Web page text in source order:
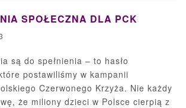
SPOŁECZNA DLA PCK
są do spełnienia – to hasło
postawiliśmy w kampanii
Czerwonego Krzyża. Nie każdy
że miliony dzieci w Polsce cierpią z